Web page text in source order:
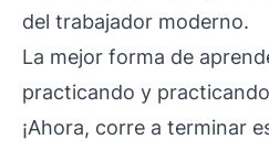
del trabajador moderno.
La mejor forma de
practicando y
¡Ahora, corre a terminar